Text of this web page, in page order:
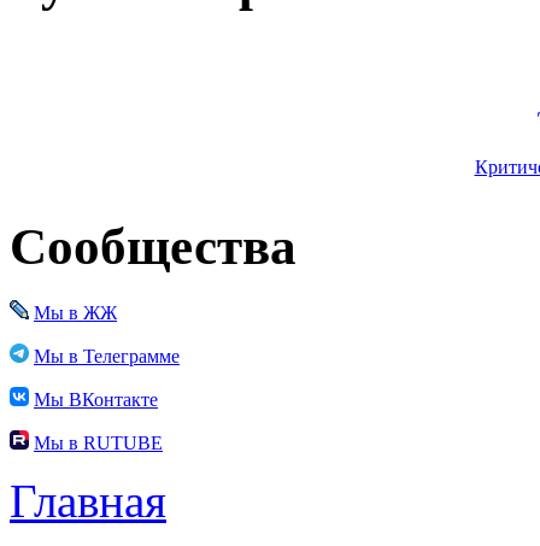
Сообщества
Мы в ЖЖ
Мы в Телеграмме
Мы ВКонтакте
Мы в RUTUBE
Главная